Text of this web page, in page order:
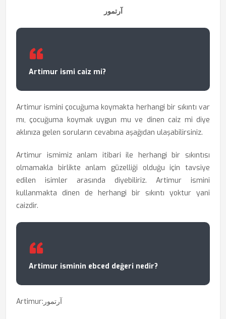
آرتمور
Artimur ismi caiz mi?
Artimur ismini çocuğuma koymakta herhangi bir sıkıntı var
mı, çocuğuma koymak uygun mu ve dinen caiz mi diye
aklınıza gelen soruların cevabına aşağıdan ulaşabilirsiniz.
Artimur ismimiz anlam itibari ile herhangi bir sıkıntısı
olmamakla birlikte anlam güzelliği olduğu için tavsiye
edilen isimler arasında diyebiliriz. Artimur ismini
kullanmakta dinen de herhangi bir sıkıntı yoktur yani
caizdir.
Artimur isminin ebced değeri nedir?
Artimur:آرتمور